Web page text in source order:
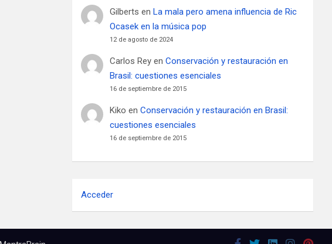
Gilberts en La mala pero amena influencia de Ric
Ocasek en la música pop
12 de agosto de 2024
Carlos Rey enConservación y restauración en
Brasil: cuestiones esenciales
16 de septiembre de 2015
Kiko enConservación y restauración en Brasil:
cuestiones esenciales
16 de septiembre de 2015
Acceder